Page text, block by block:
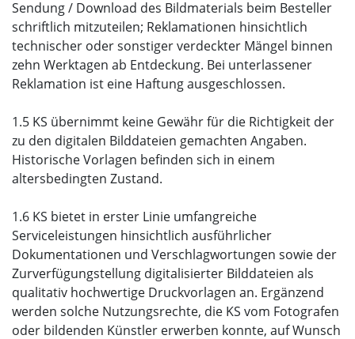
Sendung / Download des Bildmaterials beim Besteller
schriftlich mitzuteilen; Reklamationen hinsichtlich
technischer oder sonstiger verdeckter Mängel binnen
zehn Werktagen ab Entdeckung. Bei unterlassener
Reklamation ist eine Haftung ausgeschlossen.
1.5 KS übernimmt keine Gewähr für die Richtigkeit der
zu den digitalen Bilddateien gemachten Angaben.
Historische Vorlagen befinden sich in einem
altersbedingten Zustand.
1.6 KS bietet in erster Linie umfangreiche
Serviceleistungen hinsichtlich ausführlicher
Dokumentationen und Verschlagwortungen sowie der
Zurverfügungstellung digitalisierter Bilddateien als
qualitativ hochwertige Druckvorlagen an. Ergänzend
werden solche Nutzungsrechte, die KS vom Fotografen
oder bildenden Künstler erwerben konnte, auf Wunsch